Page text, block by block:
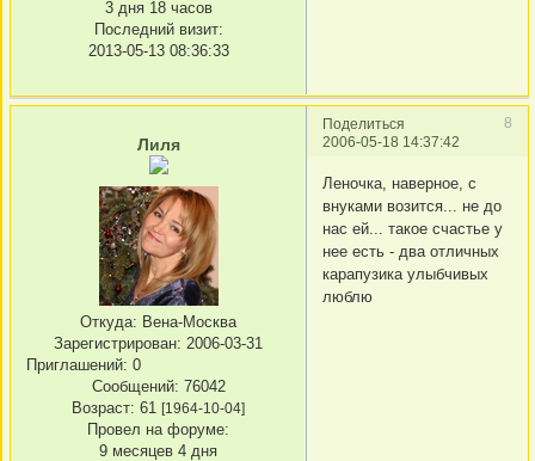
3 дня 18 часов
Последний визит:
2013-05-13 08:36:33
Поделиться
8
2006-05-18 14:37:42
Лиля
Откуда: Вена-Москва
Зарегистрирован: 2006-03-31
Приглашений: 0
Сообщений: 76042
Возраст: 61 [1964-10-04]
Провел на форуме:
9 месяцев 4 дня
Леночка, наверное, с
внуками возится... не до
нас ей... такое счастье у
нее есть - два отличных
карапузика улыбчивых
люблю